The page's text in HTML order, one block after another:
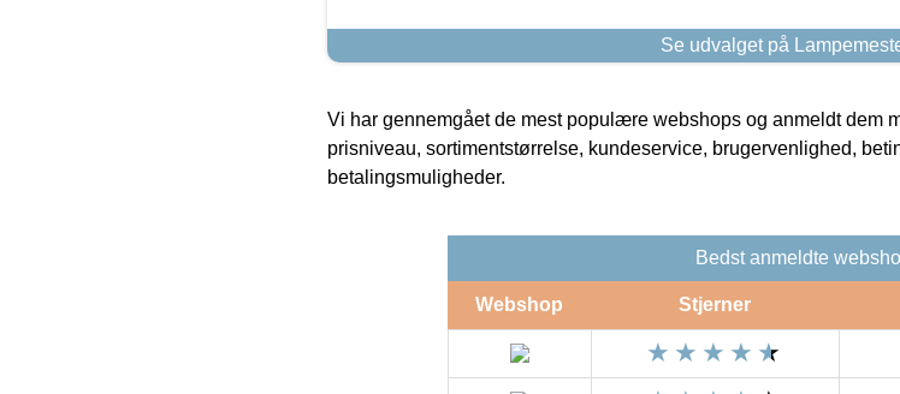
Se udvalget på
Vi har gennemgået de mest populære webshops og anmeldt dem
prisniveau, sortimentstørrelse, kundeservice, brugervenlighed,
betalingsmuligheder.
Bedst anmeldte
Webshop Stjerner